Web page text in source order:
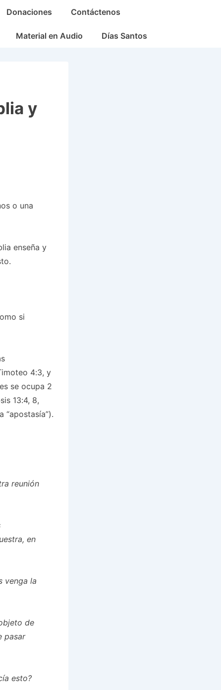
Donaciones Contáctenos
Material en Audio Días Santos
y
o una
enseña y
si
4:3, y
se ocupa 2
13:4, 8,
“apostasía”).
reunión
en
venga la
de
pasar
esto?